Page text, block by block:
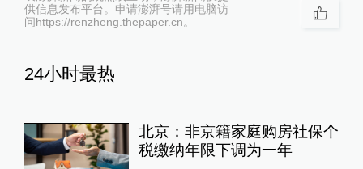
供信息发布平台。申请澎湃号请用电脑访
问https://renzheng.thepaper.cn。
24小时最热
北京：非京籍家庭购房社保个
税缴纳年限下调为一年